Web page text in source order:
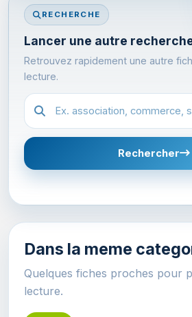
RECHERCHE
Lancer une autre
Retrouvez rapidement une autre
lecture.
Recherche dans l'annuaire
Rechercher
Dans la meme
Quelques fiches proches pour
lecture.